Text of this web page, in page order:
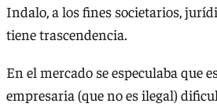
Indalo, a los fines societarios,
tiene trascendencia.
En el mercado se especulaba que
empresaria (que no es ilegal)